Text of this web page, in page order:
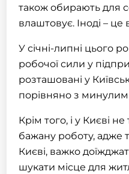
також обирають для
влаштовує. Іноді – це
У січні-липні цього
робочої сили у
розташовані у
порівняно з минулим
Крім того, і у Києві
бажану роботу, адже
Києві, важко
шукати місце для